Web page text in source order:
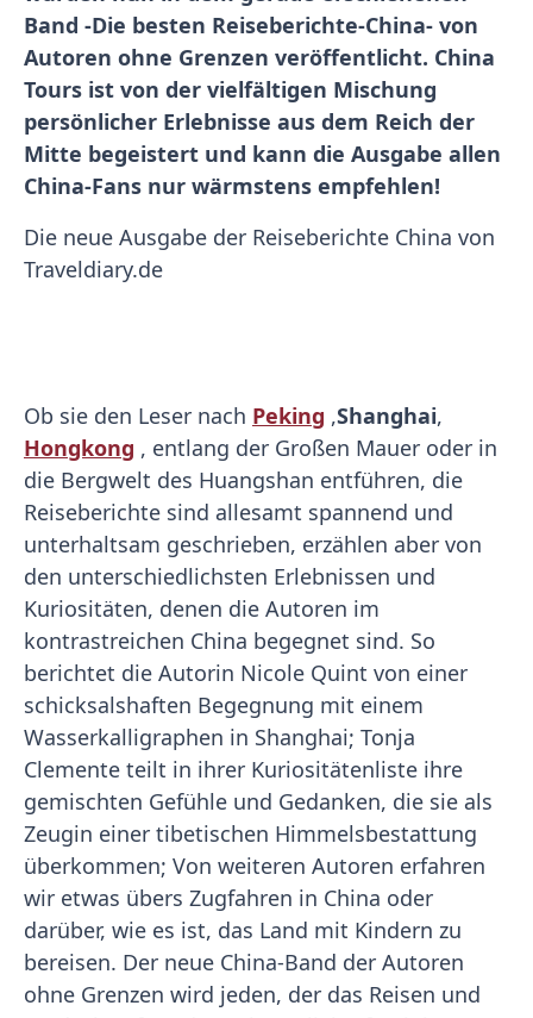
Band -Die besten Reiseberichte-China- von
Autoren ohne Grenzen veröffentlicht. China
Tours ist von der vielfältigen Mischung
persönlicher Erlebnisse aus dem Reich der
Mitte begeistert und kann die Ausgabe allen
China-Fans nur wärmstens empfehlen!
Die neue Ausgabe der Reiseberichte China von
Traveldiary.de
Ob sie den Leser nach Peking ,Shanghai,
Hongkong , entlang der Großen Mauer oder in
die Bergwelt des Huangshan entführen, die
Reiseberichte sind allesamt spannend und
unterhaltsam geschrieben, erzählen aber von
den unterschiedlichsten Erlebnissen und
Kuriositäten, denen die Autoren im
kontrastreichen China begegnet sind. So
berichtet die Autorin Nicole Quint von einer
schicksalshaften Begegnung mit einem
Wasserkalligraphen in Shanghai; Tonja
Clemente teilt in ihrer Kuriositätenliste ihre
gemischten Gefühle und Gedanken, die sie als
Zeugin einer tibetischen Himmelsbestattung
überkommen; Von weiteren Autoren erfahren
wir etwas übers Zugfahren in China oder
darüber, wie es ist, das Land mit Kindern zu
bereisen. Der neue China-Band der Autoren
ohne Grenzen wird jeden, der das Reisen und